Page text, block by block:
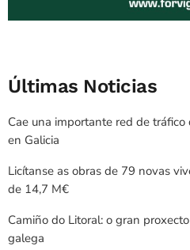
Últimas Noticias
Cae una importante red de
en Galicia
Licítanse as obras de 79 novas
de 14,7 M€
Camiño do Litoral: o gran
galega